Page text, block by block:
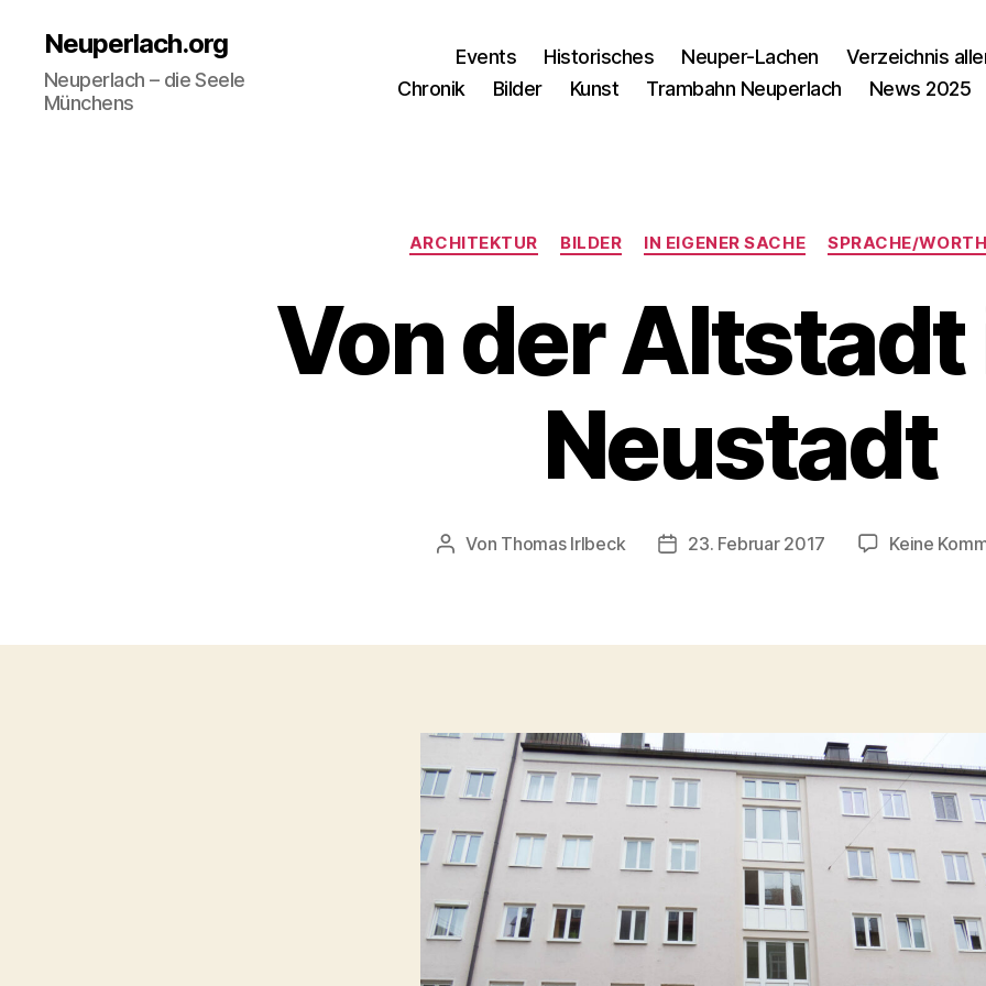
Neuperlach.org
Neuperlach – die Seele
Münchens
Events Historisches Neuper-Lachen Verzeichnis
Chronik
Bilder Kunst Trambahn Neuperlach News 2025
Kategorien
ARCHITEKTUR BILDER IN EIGENER SACHE SPRACHE/
Von der Altstadt
Neustadt
Beitragsautor
Von Thomas Irlbeck Veröffentlichungsdatum
23. Februar 2017 Keine